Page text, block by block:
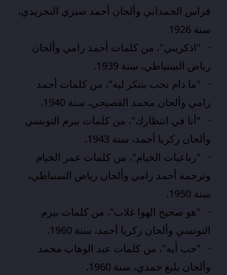
فراس الحمداني وألحان أحمد صبري النجريدي،
سنة 1926
· "اذكريني"، من كلمات أحمد رامي وألحان
رياض السنباطي، سنة 1939.
· "ما دام تحب بتنكر ليه"، من كلمات أحمد
رامي وألحان محمد القصبجي، سنة 1940.
· "أنا في انتظارك"، من كلمات بيرم التونسي
وألحان زكريا أحمد، سنة 1943.
· "رباعيات الخيام"، من كلمات عمر الخيام
وترجمة أحمد رامي وألحان رياض السنباطي،
سنة 1950.
· "هو صحيح الهوا غلاب"، من كلمات بيرم
التونسي وألحان زكريا أحمد، سنة 1960.
· "حب أيه"، من كلمات عبد الوهاب محمد
وألحان بليغ حمدي، سنة 1960.